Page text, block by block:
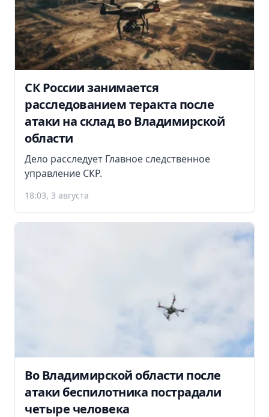
СК России занимается
расследованием теракта после
атаки на склад во Владимирской
области
Дело расследует Главное следственное
управление СКР.
18:03, 3 августа
Во Владимирской области после
атаки беспилотника пострадали
четыре человека